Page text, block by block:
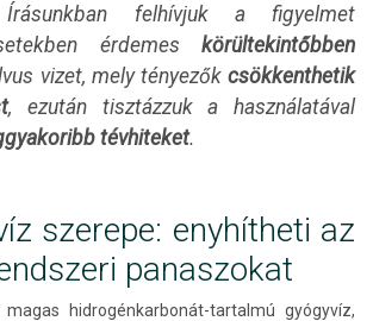
Írásunkban felhívjuk a figyelmet
érdemes körültekintőbben
vizet, mely tényezőkcsökkenthetik
, ezután tisztázzuk a használatával
tévhiteket.
szerepe: enyhítheti az
panaszokat
hidrogénkarbonát-tartalmú gyógyvíz,